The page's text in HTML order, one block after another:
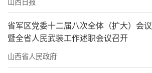
省军区党委十二届八次全体（扩大）会议
暨全省人民武装工作述职会议召开
山西省人民政府